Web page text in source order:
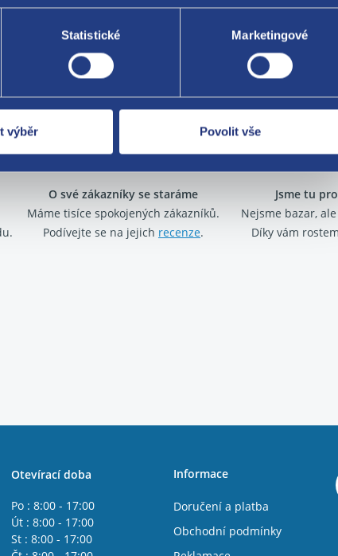
Statistické Marketingové
výběr Povolit vše
Za kvalitu ručíme!
O své zákazníky se staráme
Máme tisíce spokojených zákazníků.
Podívejte se na jejich recenze.
Jsme tu
Nejsme bazar,
Díky vám
Otevírací doba
Po : 8:00 - 17:00
Út : 8:00 - 17:00
St : 8:00 - 17:00
Informace
Doručení a platba
Obchodní podmínky